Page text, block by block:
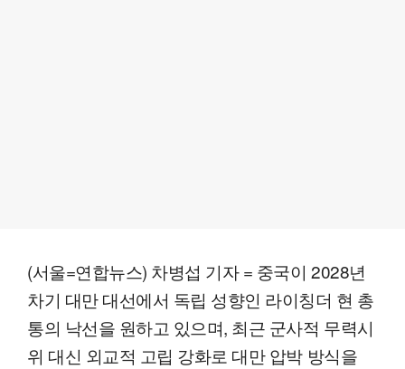
(서울=연합뉴스) 차병섭 기자 = 중국이 2028년
차기 대만 대선에서 독립 성향인 라이칭더 현 총
통의 낙선을 원하고 있으며, 최근 군사적 무력시
위 대신 외교적 고립 강화로 대만 압박 방식을